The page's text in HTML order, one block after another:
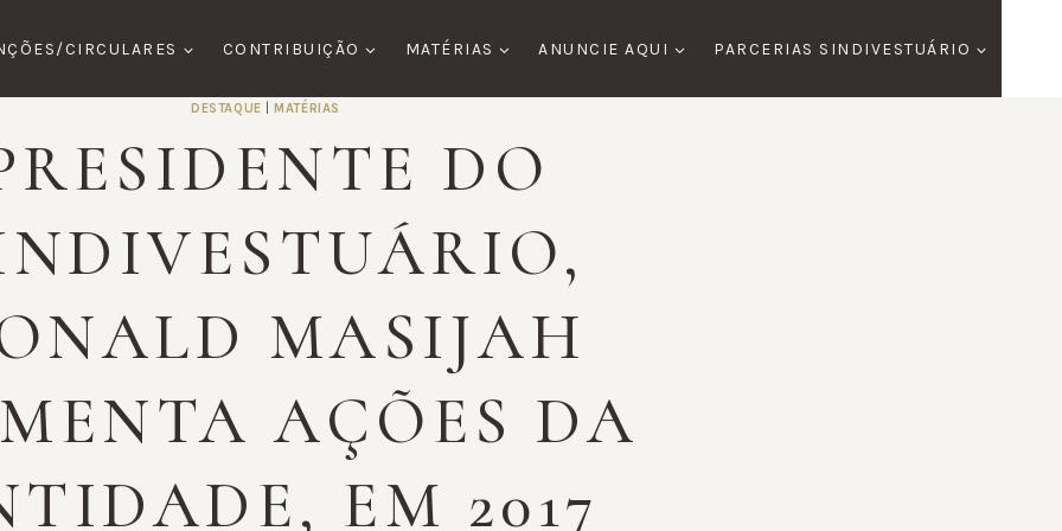
CIRCULARES CONTRIBUIÇÃO MATÉRIAS ANUNCIE AQUI PARCERIAS SINDIVESTUÁRIO
DESTAQUE MATÉRIAS
DO
MASIJAH
AÇÕES DA
EM 2017